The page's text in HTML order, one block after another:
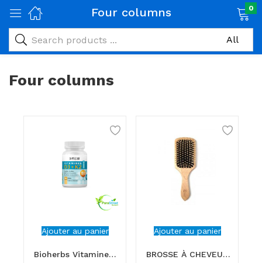
alimentaires)
naturel)
médical)
Four columns 0
Four columns
Ajouter au panier
Bioherbs Vitamine D3+K2 60G
Ajouter au panier
BROSSE À CHEVEUX EN BOIS